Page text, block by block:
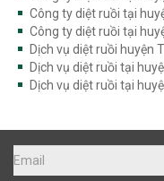
Công ty diệt ruồi tại
Công ty diệt ruồi tại
Dịch vụ diệt ruồi huyện
Dịch vụ diệt ruồi tại
Dịch vụ diệt ruồi tại